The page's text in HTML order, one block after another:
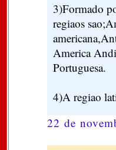
3)Formado
regiaos
America
Portuguesa.
4)A regiao
22 de